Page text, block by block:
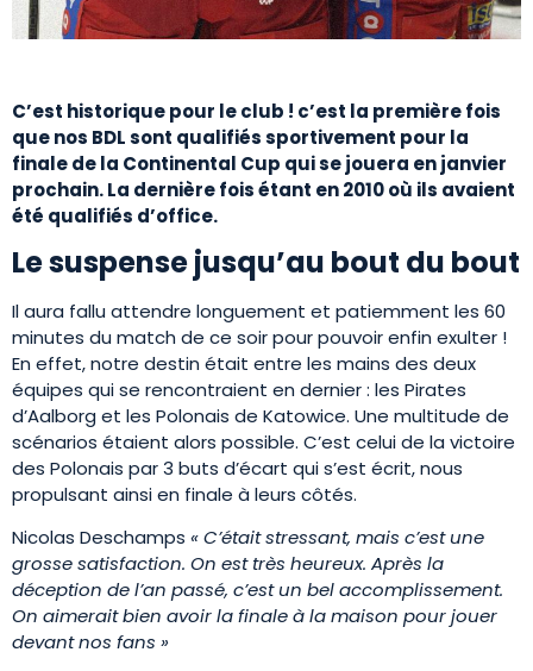
C’est historique pour le club ! c’est la première fois
que nos BDL sont qualifiés sportivement pour la
finale de la Continental Cup qui se jouera en janvier
prochain. La dernière fois étant en 2010 où ils avaient
été qualifiés d’office.
Le suspense jusqu’au bout du bout
Il aura fallu attendre longuement et patiemment les 60
minutes du match de ce soir pour pouvoir enfin exulter !
En effet, notre destin était entre les mains des deux
équipes qui se rencontraient en dernier : les Pirates
d’Aalborg et les Polonais de Katowice. Une multitude de
scénarios étaient alors possible. C’est celui de la victoire
des Polonais par 3 buts d’écart qui s’est écrit, nous
propulsant ainsi en finale à leurs côtés.
Nicolas Deschamps « C’était stressant, mais c’est une
grosse satisfaction. On est très heureux. Après la
déception de l’an passé, c’est un bel accomplissement.
On aimerait bien avoir la finale à la maison pour jouer
devant nos fans »